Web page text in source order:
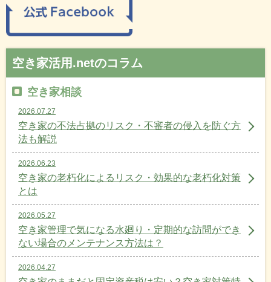
空き家活用.netのコラム
空き家相談
2026.07.27
空き家の不法占拠のリスク・不審者の侵入を防ぐ方
法も解説
2026.06.23
空き家の老朽化によるリスク・効果的な老朽化対策
とは
2026.05.27
空き家管理で気になる水廻り・定期的な訪問ができ
ない場合のメンテナンス方法は？
2026.04.27